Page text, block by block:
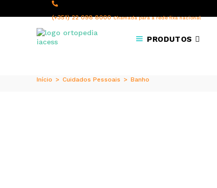
(+351) 22 098 8000Chamada para a rede fixa nacional
PRODUTOS
Início > Cuidados Pessoais > Banho